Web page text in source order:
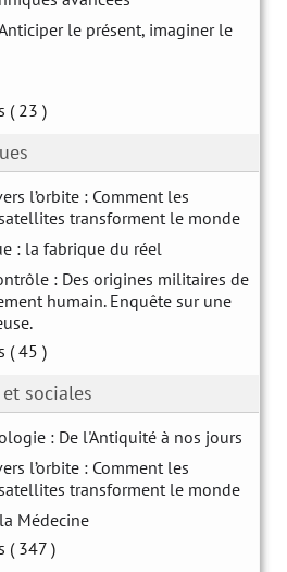
le présent, imaginer le
( 23 )
l’orbite : Comment les
transforment le monde
: la fabrique du réel
: Des origines militaires de
humain. Enquête sur une
( 45 )
sociales
: De l'Antiquité à nos jours
l’orbite : Comment les
transforment le monde
Médecine
( 347 )